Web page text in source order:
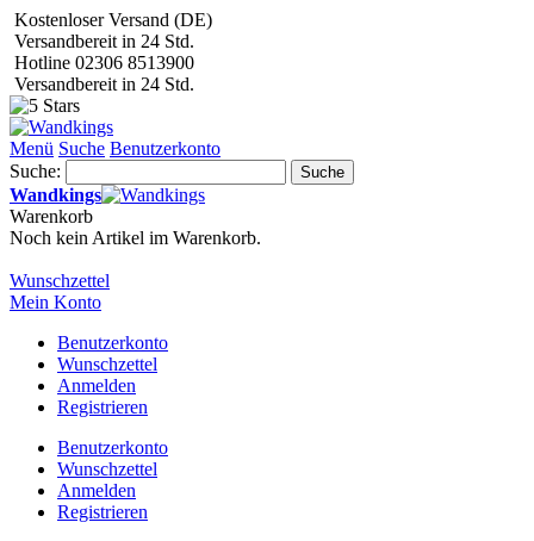
Kostenloser Versand (DE)
Versandbereit in 24 Std.
Hotline 02306 8513900
Versandbereit in 24 Std.
Menü Suche Benutzerkonto
Suche:
Suche
Wandkings
Warenkorb
Noch kein Artikel im Warenkorb.
Wunschzettel
Mein Konto
Benutzerkonto
Wunschzettel
Anmelden
Registrieren
Benutzerkonto
Wunschzettel
Anmelden
Registrieren